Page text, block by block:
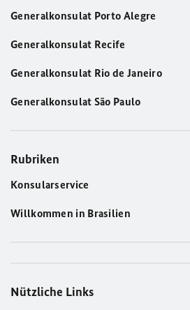
Generalkonsulat Porto Alegre
Generalkonsulat Recife
Generalkonsulat Rio de Janeiro
Generalkonsulat São Paulo
Rubriken
Konsularservice
Willkommen in Brasilien
Nützliche Links